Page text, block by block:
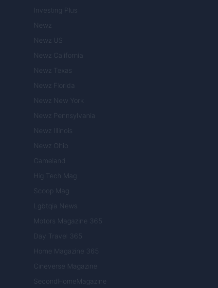
Investing Plus
Newz
Newz US
Newz California
Newz Texas
Newz Florida
Newz New York
Newz Pennsylvania
Newz Illinois
Newz Ohio
Gameland
Hig Tech Mag
Scoop Mag
Lgbtqia News
Motors Magazine 365
Day Travel 365
Home Magazine 365
Cineverse Magazine
SecondHomeMagazine